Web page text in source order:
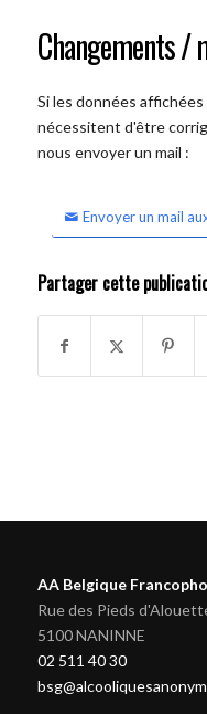
Changements /
Si les données
nécessitent d'être
nous envoyer un mail :
Envoyer un mail
Partager cette
AA Belgique
Rue des Pieds
5100 NANINNE
02 511 40 30